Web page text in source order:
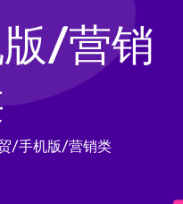
/营销
/手机版/营销类